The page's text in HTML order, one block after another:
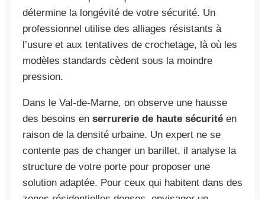
détermine la longévité de votre sécurité. Un
professionnel utilise des alliages résistants à
l’usure et aux tentatives de crochetage, là où les
modèles standards cèdent sous la moindre
pression.
Dans le Val-de-Marne, on observe une hausse
des besoins en serrurerie de haute sécurité en
raison de la densité urbaine. Un expert ne se
contente pas de changer un barillet, il analyse la
structure de votre porte pour proposer une
solution adaptée. Pour ceux qui habitent dans des